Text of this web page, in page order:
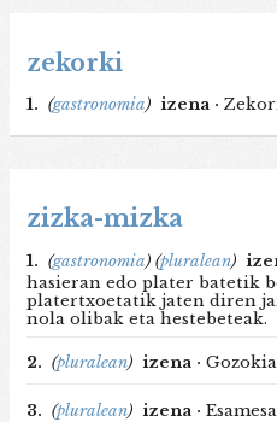
zekorki
1. (gastronomia) izena ·
zizka-mizka
1. (gastronomia) (pluralean)
hasieran edo plater batetik
platertxoetatik jaten diren
nola olibak eta hestebeteak.
2. (pluralean) izena ·
3. (pluralean) izena ·